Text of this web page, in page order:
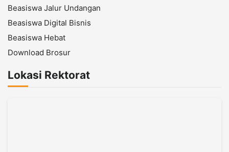
Beasiswa Jalur Undangan
Beasiswa Digital Bisnis
Beasiswa Hebat
Download Brosur
Lokasi Rektorat